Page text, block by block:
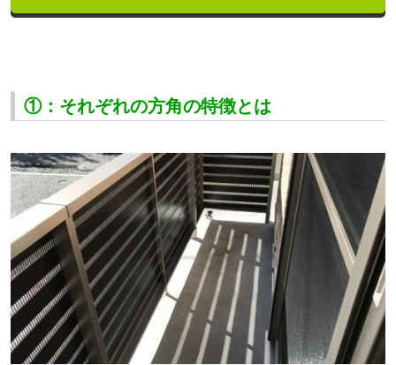
①：それぞれの方角の特徴とは